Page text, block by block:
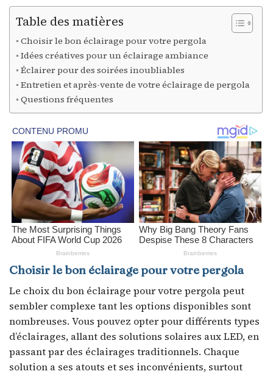
Table des matières
Choisir le bon éclairage pour votre pergola
Idées créatives pour un éclairage ambiance
Éclairer pour des soirées inoubliables
Entretien et après-vente de votre éclairage de pergola
Questions fréquentes
Choisir le bon éclairage pour votre pergola
Le choix du bon éclairage pour votre pergola peut
sembler complexe tant les options disponibles sont
nombreuses. Vous pouvez opter pour différents types
d’éclairages, allant des solutions solaires aux LED, en
passant par des éclairages traditionnels. Chaque
solution a ses atouts et ses inconvénients, surtout